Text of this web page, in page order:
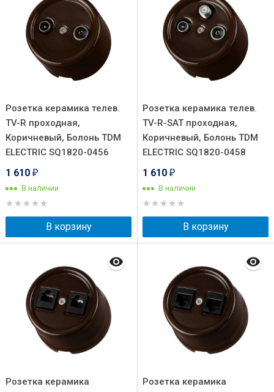
Розетка керамика телев.
TV-R проходная,
Коричневый, Болонь TDM
ELECTRIC SQ1820-0456
1 610 ₽
В наличии
В корзину
Розетка керамика телев.
TV-R-SAT проходная,
Коричневый, Болонь TDM
ELECTRIC SQ1820-0458
1 610 ₽
В наличии
В корзину
Розетка керамика
Розетка керамика